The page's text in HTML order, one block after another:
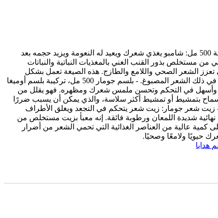
تحتوي على: - شامبو جومار سعة 500 مل: شامبو يغذي شعرك ويعيد له النعومة ويزيد حجمه بعد
مستخلص بذور القنب الغني بالمغذيات النباتية والنباتات
تعزز الشعر الصحي واللامع والطازج. هذه الصيغة تعمل بشكل
سحري. لجميع أنواع الشعر، بما في ذلك الشعر المصبوغ. - بلسم جومار 500 مل، تركيبة بلسم أوميغا
وأسهل في التحكم وتحسن ملمس شعرك ومظهره. فهو يقلل من
بتمشيط أو تمشيط أكثر سلاسة، والذي يمكن أن يسبب ضررًا
شعر جومار: زيت شعر يتحكم في التجعد ويغلق الأطراف
شديدة اللمعان ورطوبة فائقة. إنه معبأ بزيت مستخلص من
كمية عالية من العناصر الغذائية التي تحمي الشعر من أضرار
حيويًا ولامعًا وصحيًا.
هدايا